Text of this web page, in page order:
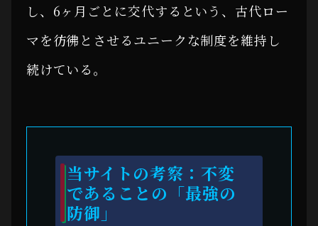
し、6ヶ月ごとに交代するという、古代ロー
マを彷彿とさせるユニークな制度を維持し
続けている。
当サイトの考察：不変
であることの「最強の
防御」